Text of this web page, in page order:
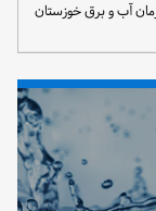
آب و برق خوزستان